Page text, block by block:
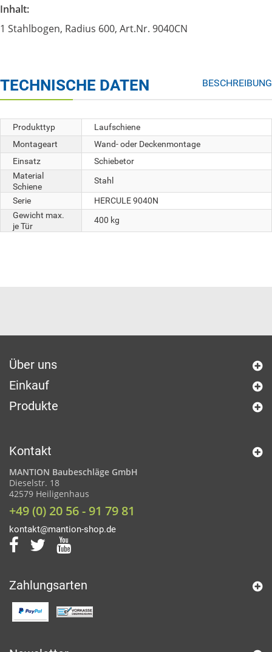
Inhalt:
1 Stahlbogen, Radius 600, Art.Nr. 9040CN
TECHNISCHE DATEN BESCHREIBUNG
Produkttyp
Laufschiene
Montageart
Wand- oder Deckenmontage
Einsatz
Schiebetor
Material
Schiene
Stahl
Serie
HERCULE 9040N
Gewicht max.
je Tür
400 kg
Über uns
Einkauf
Produkte
Kontakt
MANTION Baubeschläge GmbH
Dieselstr. 18
42579 Heiligenhaus
+49 (0) 20 56 - 91 79 81
kontakt@mantion-shop.de
Zahlungsarten